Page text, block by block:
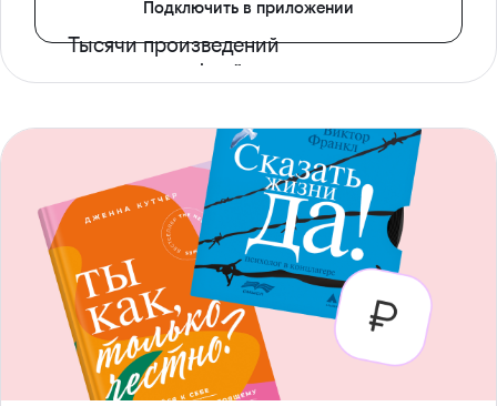
Тысячи произведений
с доступом офлайн
Подключить в приложении